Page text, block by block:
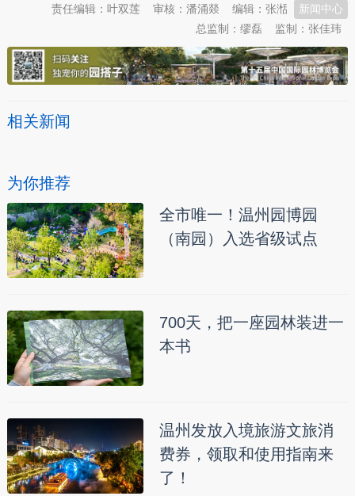
新闻中心
编辑：张湉
审核：潘涌燚
责任编辑：叶双莲
监制：张佳玮
总监制：缪磊
相关新闻
为你推荐
全市唯一！温州园博园
（南园）入选省级试点
700天，把一座园林装进一
本书
温州发放入境旅游文旅消
费券，领取和使用指南来
了！